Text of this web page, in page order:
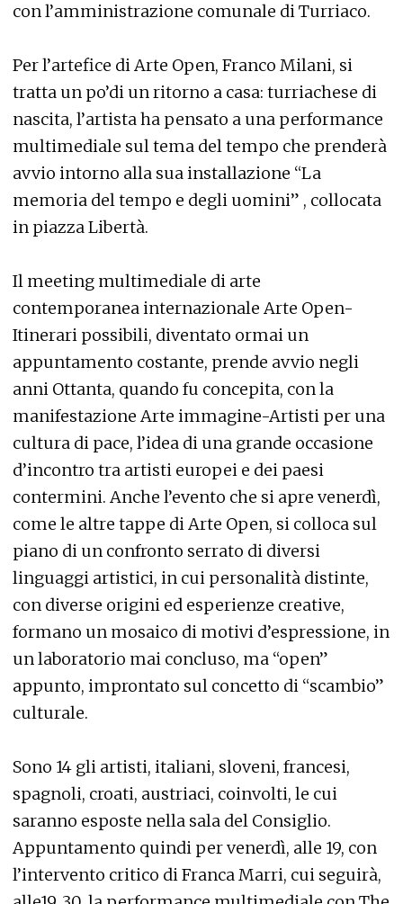
con l’amministrazione comunale di Turriaco.
Per l’artefice di Arte Open, Franco Milani, si
tratta un po’di un ritorno a casa: turriachese di
nascita, l’artista ha pensato a una performance
multimediale sul tema del tempo che prenderà
avvio intorno alla sua installazione “La
memoria del tempo e degli uomini” , collocata
in piazza Libertà.
Il meeting multimediale di arte
contemporanea internazionale Arte Open-
Itinerari possibili, diventato ormai un
appuntamento costante, prende avvio negli
anni Ottanta, quando fu concepita, con la
manifestazione Arte immagine-Artisti per una
cultura di pace, l’idea di una grande occasione
d’incontro tra artisti europei e dei paesi
contermini. Anche l’evento che si apre venerdì,
come le altre tappe di Arte Open, si colloca sul
piano di un confronto serrato di diversi
linguaggi artistici, in cui personalità distinte,
con diverse origini ed esperienze creative,
formano un mosaico di motivi d’espressione, in
un laboratorio mai concluso, ma “open”
appunto, improntato sul concetto di “scambio”
culturale.
Sono 14 gli artisti, italiani, sloveni, francesi,
spagnoli, croati, austriaci, coinvolti, le cui
saranno esposte nella sala del Consiglio.
Appuntamento quindi per venerdì, alle 19, con
l’intervento critico di Franca Marri, cui seguirà,